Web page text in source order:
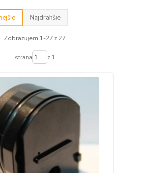
Najdrahšie
Zobrazujem 1-27 z 27
strana z 1